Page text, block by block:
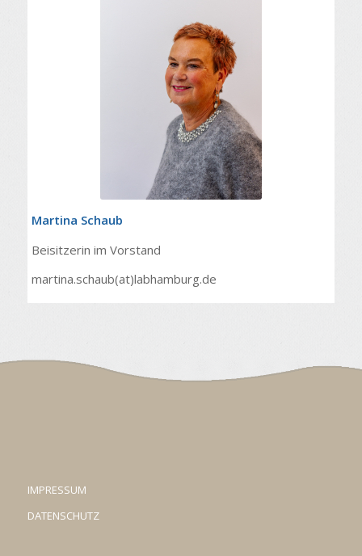
Martina Schaub
Beisitzerin im Vorstand
martina.schaub(at)labhamburg.de
IMPRESSUM
DATENSCHUTZ